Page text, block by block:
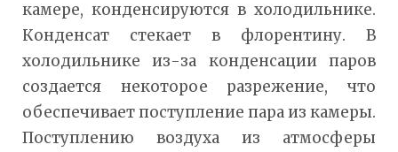
камере, конденсируются в холодильнике.
Конденсат стекает в флорентину. В
холодильнике из-за конденсации паров
создается некоторое разрежение, что
обеспечивает поступление пара из камеры.
Поступлению воздуха из атмосферы